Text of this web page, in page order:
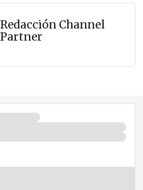
Redacción Channel
Partner